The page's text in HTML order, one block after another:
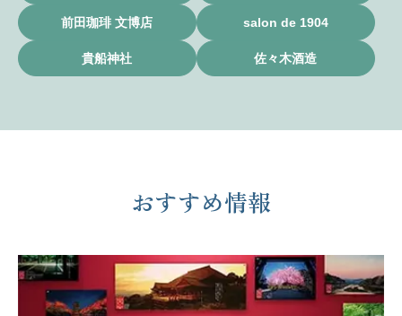
前田珈琲 文博店 salon de 1904
貴船神社 佐々木酒造
おすすめ情報